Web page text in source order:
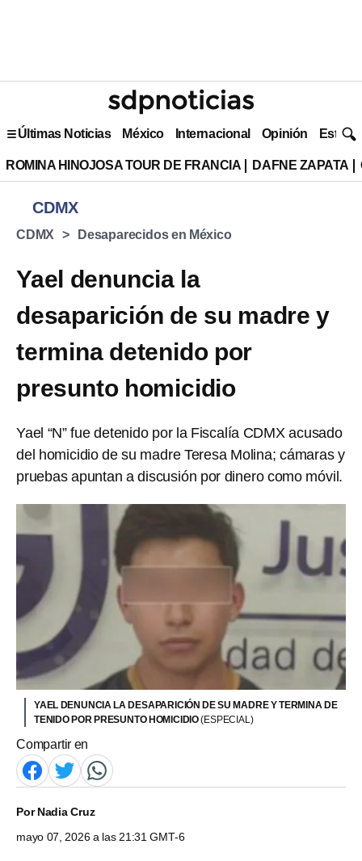
Últimas Noticias México Internacional Opinión Estilo
ROMINA HINOJOSA TOUR DE FRANCIA DAFNE ZAPATA
CDMX
CDMX Desaparecidos en México
Yael denuncia la
desaparición de su madre y
termina detenido por
presunto homicidio
Yael “N” fue detenido por la Fiscalía CDMX acusado
del homicidio de su madre Teresa Molina; cámaras y
pruebas apuntan a discusión por dinero como móvil.
YAEL DENUNCIA LA DESAPARICIÓN DE SU MADRE Y TERMINA DE
TENIDO POR PRESUNTO HOMICIDIO(ESPECIAL)
Compartir en
PorNadia Cruz
mayo 07, 2026 a las 21:31 GMT-6